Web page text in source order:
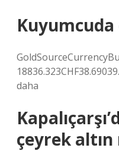
daha
çeyrek